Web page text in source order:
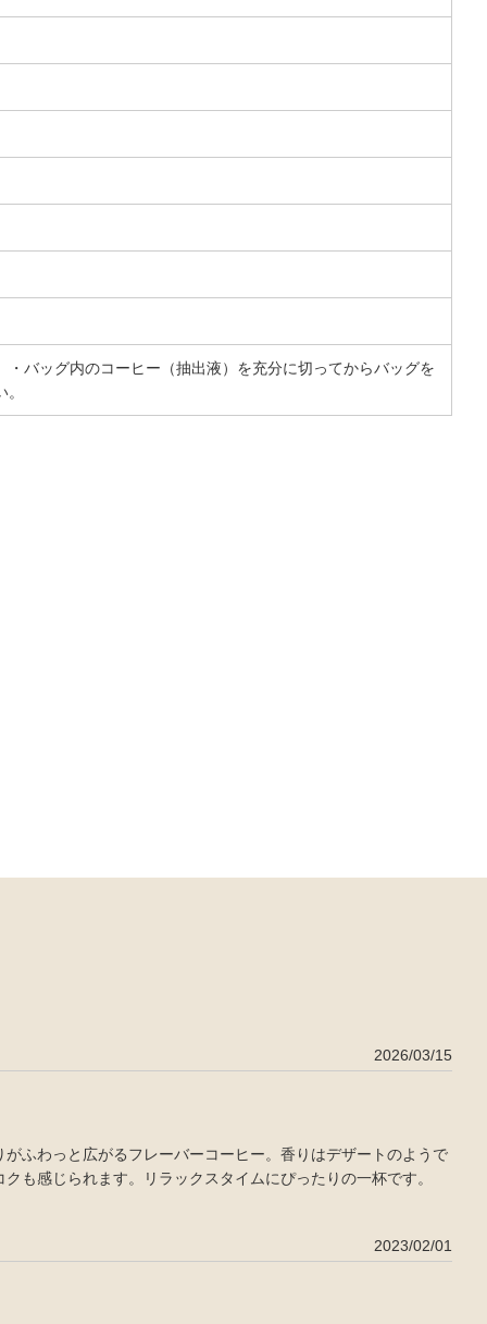
バッグ内のコーヒー（抽出液）を充分に切ってからバッグを
2026/03/15
ふわっと広がるフレーバーコーヒー。香りはデザートのようで
も感じられます。リラックスタイムにぴったりの一杯です。
2023/02/01